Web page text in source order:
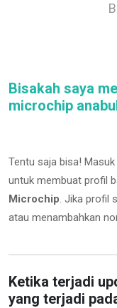
Bisakah saya
microchip
Tentu saja bisa!
untuk membuat profil
Microchip. Jika profil
atau menambahkan
Ketika terjadi
yang terjadi